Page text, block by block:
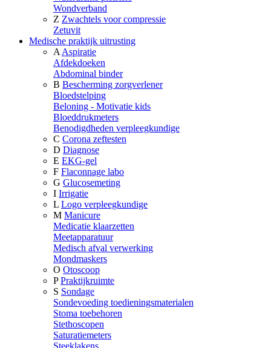
Wondverband
Z Zwachtels voor compressie
Zetuvit
Medische praktijk uitrusting
A Aspiratie
Afdekdoeken
Abdominal binder
B Bescherming zorgverlener
Bloedstelping
Beloning - Motivatie kids
Bloeddrukmeters
Benodigdheden verpleegkundige
C Corona zeftesten
D Diagnose
E EKG-gel
F Flaconnage labo
G Glucosemeting
I Irrigatie
L Logo verpleegkundige
M Manicure
Medicatie klaarzetten
Meetapparatuur
Medisch afval verwerking
Mondmaskers
O Otoscoop
P Praktijkruimte
S Sondage
Sondevoeding toedieningsmaterialen
Stoma toebehoren
Stethoscopen
Saturatiemeters